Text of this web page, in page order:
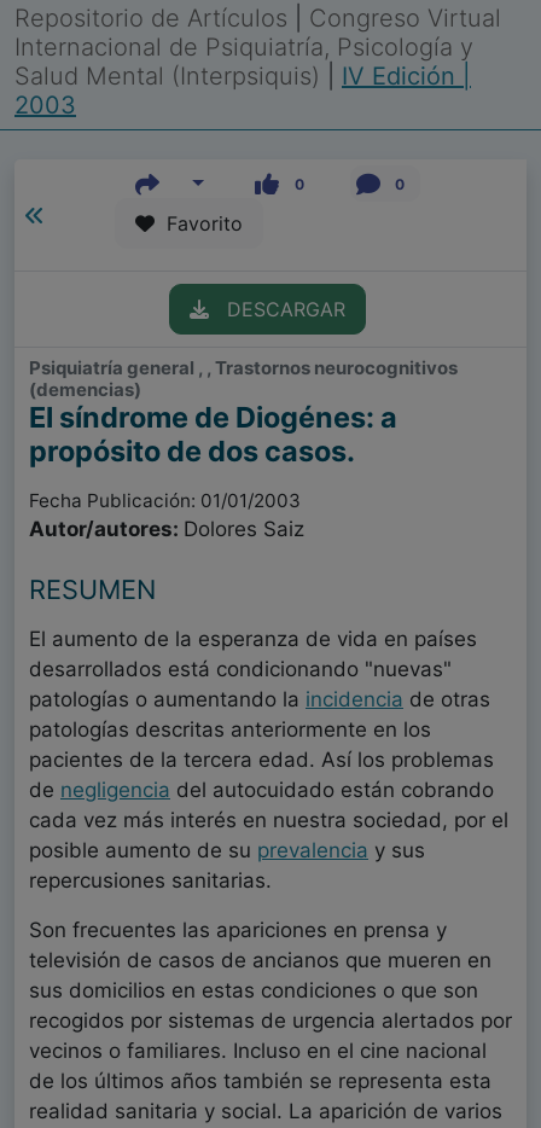
Repositorio de Artículos
Congreso Virtual
Internacional de Psiquiatría, Psicología y
Salud Mental (Interpsiquis)
IV Edición |
2003
0 0
Favorito
DESCARGAR
Psiquiatría general , , Trastornos neurocognitivos
(demencias)
El síndrome de Diogénes: a
propósito de dos casos.
Fecha Publicación: 01/01/2003
Autor/autores: Dolores Saiz
RESUMEN
El aumento de la esperanza de vida en países
desarrollados está condicionando "nuevas"
patologías o aumentando la incidencia de otras
patologías descritas anteriormente en los
pacientes de la tercera edad. Así los problemas
de negligencia del autocuidado están cobrando
cada vez más interés en nuestra sociedad, por el
posible aumento de su prevalencia y sus
repercusiones sanitarias.
Son frecuentes las apariciones en prensa y
televisión de casos de ancianos que mueren en
sus domicilios en estas condiciones o que son
recogidos por sistemas de urgencia alertados por
vecinos o familiares. Incluso en el cine nacional
de los últimos años también se representa esta
realidad sanitaria y social. La aparición de varios